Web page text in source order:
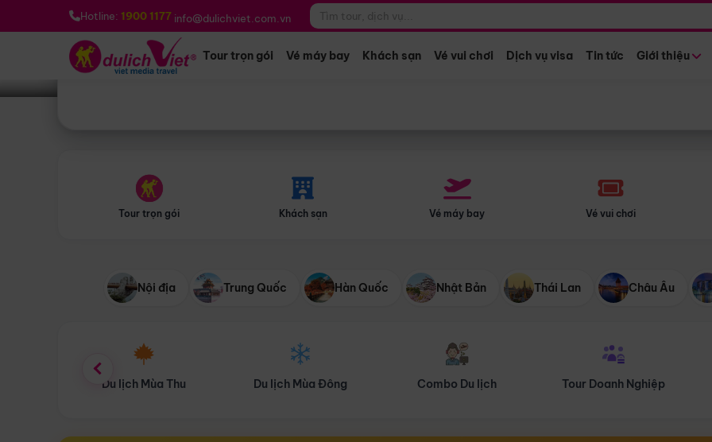
Hotline: 1900 1177 info@dulichviet.com.vn
Tour trọn gói Vé máy bay Khách sạn Vé vui chơi Dịch vụ visa Tin tức Giới thiệu
Bạn muốn đi đâu? *
Tour trọn gói Khách sạn Vé máy bay Vé vui chơi
Nội địa Trung Quốc Hàn Quốc Nhật Bản Thái Lan Châu Âu
Du lịch Mùa Đông Combo Du lịch Tour Doanh Nghiệp Du lịch Hành Hương